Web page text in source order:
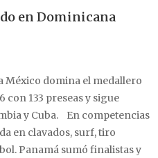
en Dominicana
México domina el medallero
con 133 preseas y sigue
y Cuba. En competencias
en clavados, surf, tiro
Panamá sumó finalistas y